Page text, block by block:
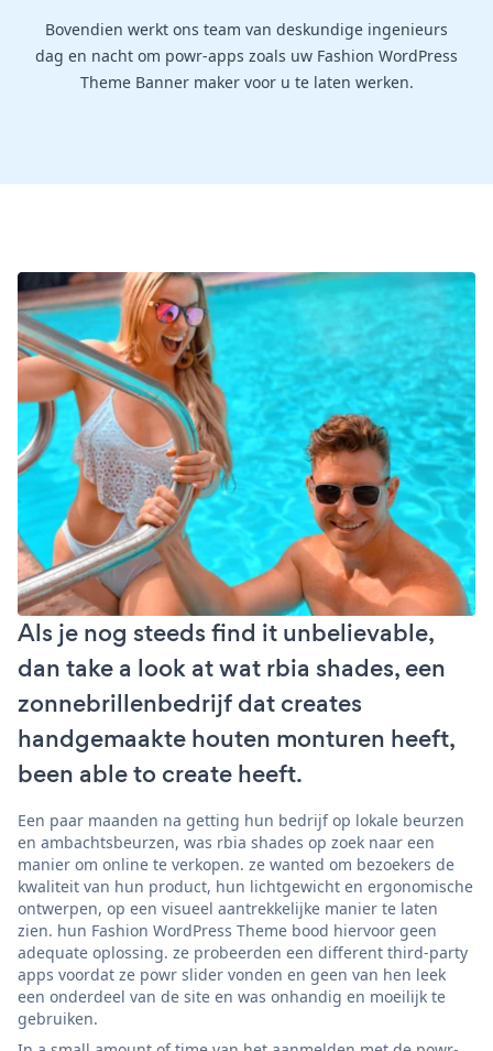
Bovendien werkt ons team van deskundige ingenieurs
dag en nacht om powr-apps zoals uw Fashion WordPress
Theme Banner maker voor u te laten werken.
Als je nog steeds find it unbelievable,
dan take a look at wat rbia shades, een
zonnebrillenbedrijf dat creates
handgemaakte houten monturen heeft,
been able to create heeft.
Een paar maanden na getting hun bedrijf op lokale beurzen
en ambachtsbeurzen, was rbia shades op zoek naar een
manier om online te verkopen. ze wanted om bezoekers de
kwaliteit van hun product, hun lichtgewicht en ergonomische
ontwerpen, op een visueel aantrekkelijke manier te laten
zien. hun Fashion WordPress Theme bood hiervoor geen
adequate oplossing. ze probeerden een different third-party
apps voordat ze powr slider vonden en geen van hen leek
een onderdeel van de site en was onhandig en moeilijk te
gebruiken.